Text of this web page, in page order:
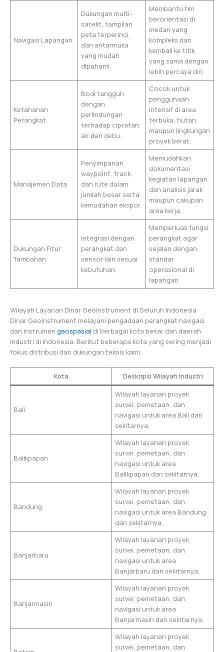
Navigasi Lapangan
Dukungan multi-
satelit, tampilan
peta terperinci,
dan antarmuka
yang mudah
dipahami.
Membantu tim
berorientasi di
medan yang
kompleks dan
kembali ke titik
yang sama dengan
lebih percaya diri.
Ketahanan
Perangkat
Bodi tangguh
dengan
perlindungan
terhadap cipratan
air dan debu.
Cocok untuk
penggunaan
intensif di area
terbuka, hutan,
maupun lingkungan
proyek berat.
Manajemen Data
Penyimpanan
waypoint, track,
dan rute dalam
jumlah besar serta
kemudahan ekspor.
Memudahkan
dokumentasi
kegiatan lapangan
dan analisis jarak
maupun cakupan
area kerja.
Dukungan Fitur
Tambahan
Integrasi dengan
perangkat dan
sensor lain sesuai
kebutuhan.
Memperluas fungsi
perangkat agar
sejalan dengan
standar
operasional di
lapangan.
Wilayah Layanan Dinar Geoinstrument di Seluruh Indonesia
Dinar Geoinstrument melayani pengadaan perangkat navigasi
dan instrumen geospasial di berbagai kota besar dan daerah
industri di Indonesia. Berikut beberapa kota yang sering menjadi
fokus distribusi dan dukungan teknis kami.
Kota Deskripsi Wilayah Industri
Bali
Wilayah layanan proyek
survei, pemetaan, dan
navigasi untuk area Bali dan
sekitarnya.
Balikpapan
Wilayah layanan proyek
survei, pemetaan, dan
navigasi untuk area
Balikpapan dan sekitarnya.
Bandung
Wilayah layanan proyek
survei, pemetaan, dan
navigasi untuk area Bandung
dan sekitarnya.
Banjarbaru
Wilayah layanan proyek
survei, pemetaan, dan
navigasi untuk area
Banjarbaru dan sekitarnya.
Banjarmasin
Wilayah layanan proyek
survei, pemetaan, dan
navigasi untuk area
Banjarmasin dan sekitarnya.
Wilayah layanan proyek
survei, pemetaan, dan